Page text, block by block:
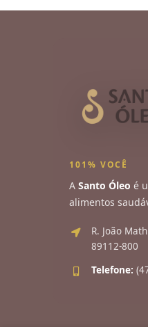
101% VOCÊ
A Santo Óleo é
alimentos
R. João
89112-800
Telefone: